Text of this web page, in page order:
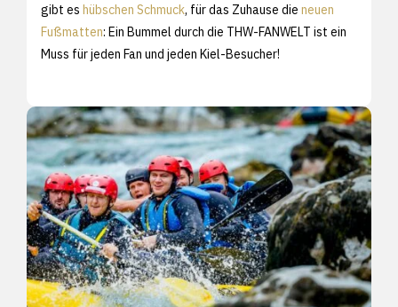
gibt es hübschen Schmuck, für das Zuhause die neuen
Fußmatten: Ein Bummel durch die THW-FANWELT ist ein
Muss für jeden Fan und jeden Kiel-Besucher!